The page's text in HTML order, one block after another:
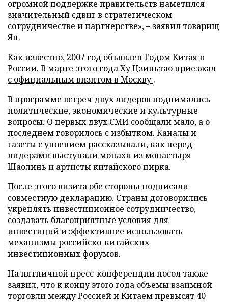
огромной поддержке правительств наметился
значительный сдвиг в стратегическом
сотрудничестве и партнерстве», – заявил товарищ
Ян.
Как известно, 2007 год объявлен Годом Китая в
России. В марте этого года Ху Цзиньтаоприезжал
с официальным визитом в Москву.
В программе встреч двух лидеров поднимались
политические, экономические и культурные
вопросы. О первых двух СМИ сообщали мало, а о
последнем говорилось с избытком. Каналы и
газеты с упоением рассказывали, как перед
лидерами выступали монахи из монастыря
Шаолинь и артисты китайского цирка.
После этого визита обе стороны подписали
совместную декларацию. Страны договорились
укреплять инвестиционное сотрудничество,
создавать благоприятные условия для
инвестиций и эффективнее использовать
механизмы российско-китайских
инвестиционных форумов.
На пятничной пресс-конференции посол также
заявил, что к концу этого года объемы взаимной
торговли между Россией и Китаем превысят 40